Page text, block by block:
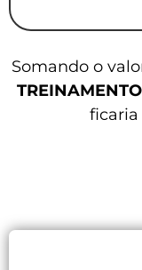
Somando o
ficaria